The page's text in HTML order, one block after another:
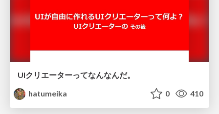
UIクリエーターってなんなんだ。
hatumeika
0 410